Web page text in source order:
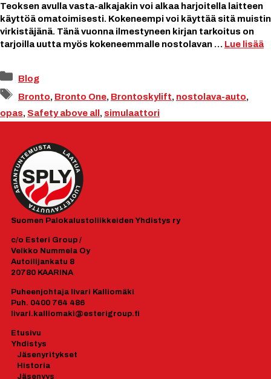
Teoksen avulla vasta-alkajakin voi alkaa harjoitella laitteen
käyttöä omatoimisesti. Kokeneempi voi käyttää sitä muistin
virkistäjänä. Tänä vuonna ilmestyneen kirjan tarkoitus on
tarjoilla uutta myös kokeneemmalle nostolavan … Lue lisää
Kategoriat
Blog
Avainsanat
Bronto, Bronto One, Brontoskylift, nostolava-auto,
opas, Safety above all, simulaattori
Suomen Palokalustoliikkeiden Yhdistys ry
c/o Esteri Group /
Veikko Nummela Oy
Autoilijankatu 8
20780 KAARINA
Puheenjohtaja Iivari Kalliomäki
Puh. 0400 764 486
Iivari.kalliomaki@esterigroup.fi
Etusivu
Yhdistys
Jäsenyritykset
Historia
Jäsenyys